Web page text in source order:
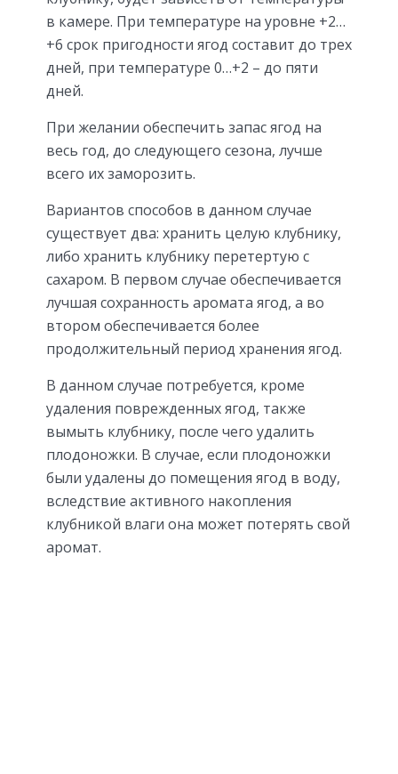
в камере. При температуре на уровне +2…
+6 срок пригодности ягод составит до трех
дней, при температуре 0…+2 – до пяти
дней.
При желании обеспечить запас ягод на
весь год, до следующего сезона, лучше
всего их заморозить.
Вариантов способов в данном случае
существует два: хранить целую клубнику,
либо хранить клубнику перетертую с
сахаром. В первом случае обеспечивается
лучшая сохранность аромата ягод, а во
втором обеспечивается более
продолжительный период хранения ягод.
В данном случае потребуется, кроме
удаления поврежденных ягод, также
вымыть клубнику, после чего удалить
плодоножки. В случае, если плодоножки
были удалены до помещения ягод в воду,
вследствие активного накопления
клубникой влаги она может потерять свой
аромат.